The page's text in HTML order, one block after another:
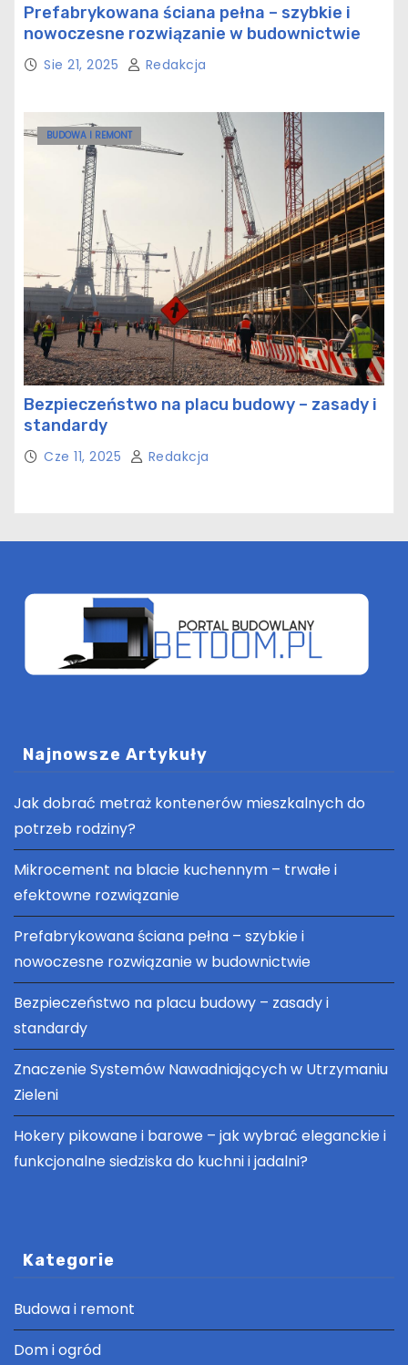
Prefabrykowana ściana pełna – szybkie i
nowoczesne rozwiązanie w budownictwie
Sie 21, 2025 Redakcja
BUDOWA I REMONT
Bezpieczeństwo na placu budowy – zasady i
standardy
Cze 11, 2025 Redakcja
Najnowsze Artykuły
Jak dobrać metraż kontenerów mieszkalnych do
potrzeb rodziny?
Mikrocement na blacie kuchennym – trwałe i
efektowne rozwiązanie
Prefabrykowana ściana pełna – szybkie i
nowoczesne rozwiązanie w budownictwie
Bezpieczeństwo na placu budowy – zasady i
standardy
Znaczenie Systemów Nawadniających w Utrzymaniu
Zieleni
Hokery pikowane i barowe – jak wybrać eleganckie i
funkcjonalne siedziska do kuchni i jadalni?
Kategorie
Budowa i remont
Dom i ogród